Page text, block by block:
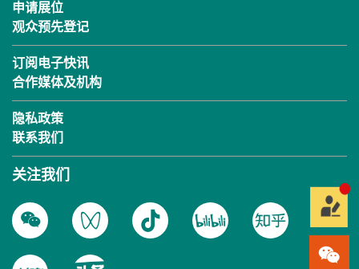
申请展位
观众预先登记
订阅电子快讯
合作媒体及机构
隐私政策
联系我们
关注我们